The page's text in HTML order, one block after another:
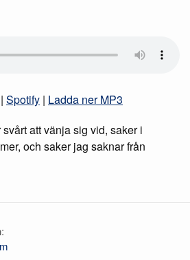
| Spotify | Ladda ner MP3
att vänja sig vid, saker i
och saker jag saknar från